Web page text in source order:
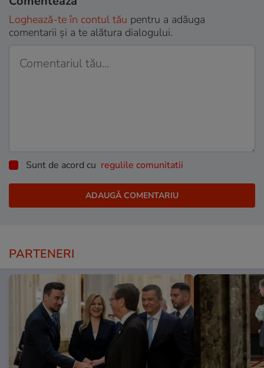
Loghează-te în contul tău pentru a adăuga
comentarii și a te alătura dialogului.
Sunt de acord cu regulile comunitatii
PARTENERI